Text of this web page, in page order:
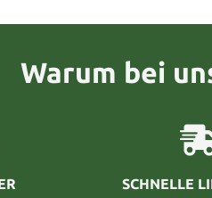
Warum bei
SCHNELLE